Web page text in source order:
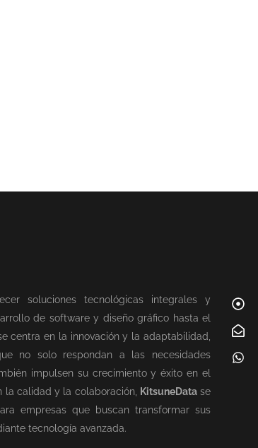
soluciones tecnológicas integrales y
de software y diseño gráfico hasta el
centra en la innovación y la adaptabilidad,
no solo respondan a las necesidades
impulsen su crecimiento y éxito en el
la calidad y la colaboración, KitsuneDatase
empresas que buscan transformar sus
tecnología avanzada.